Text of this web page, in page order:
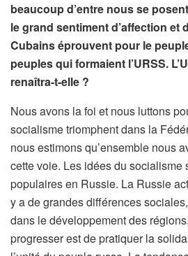
beaucoup d’entre nous se
le grand sentiment d’affection et
Cubains éprouvent pour le
peuples qui formaient l’URSS.
renaîtra-t-elle ?
Nous avons la foi et nous luttons
socialisme triomphent dans la
nous estimons qu’ensemble nous
cette voie. Les idées du socialisme
populaires en Russie. La Russie
y a de grandes différences
dans le développement des
progresser est de pratiquer la